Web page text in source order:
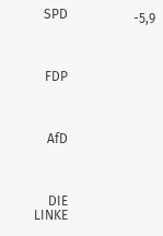
SPD
FDP
AfD
DIE
LINKE
-5,9